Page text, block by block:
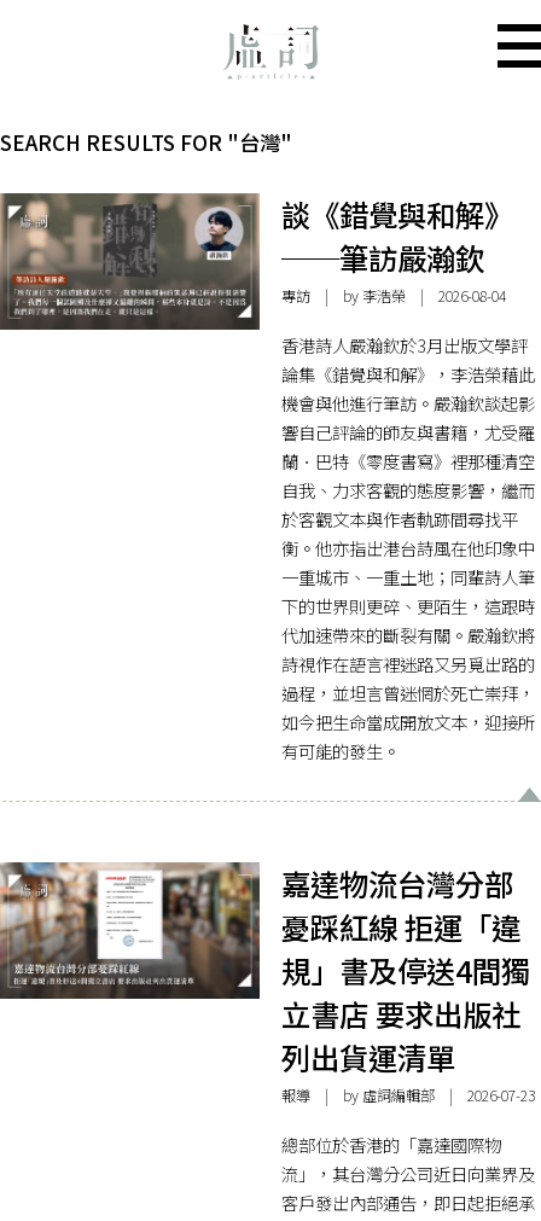
SEARCH RESULTS FOR "台灣"
談《錯覺與和解》
──筆訪嚴瀚欽
專訪| by 李浩榮 | 2026-08-04
香港詩人嚴瀚欽於3月出版文學評
論集《錯覺與和解》，李浩榮藉此
機會與他進行筆訪。嚴瀚欽談起影
響自己評論的師友與書籍，尤受羅
蘭．巴特《零度書寫》裡那種清空
自我、力求客觀的態度影響，繼而
於客觀文本與作者軌跡間尋找平
衡。他亦指出港台詩風在他印象中
一重城市、一重土地；同輩詩人筆
下的世界則更碎、更陌生，這跟時
代加速帶來的斷裂有關。嚴瀚欽將
詩視作在語言裡迷路又另覓出路的
過程，並坦言曾迷惘於死亡崇拜，
如今把生命當成開放文本，迎接所
有可能的發生。
嘉達物流台灣分部
憂踩紅線 拒運「違
規」書及停送4間獨
立書店 要求出版社
列出貨運清單
報導| by 虛詞編輯部 | 2026-07-23
總部位於香港的「嘉達國際物
流」，其台灣分公司近日向業界及
客戶發出內部通告，即日起拒絕承